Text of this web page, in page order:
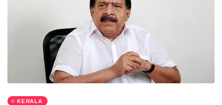
KERALA